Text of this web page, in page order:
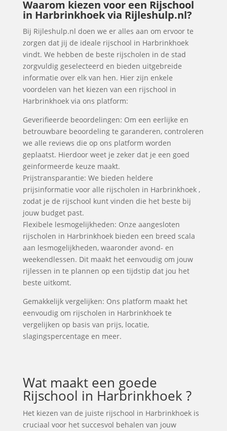
Waarom kiezen voor een Rijschool
in Harbrinkhoek via Rijleshulp.nl?
Bij Rijleshulp.nl doen we er alles aan om ervoor te
zorgen dat jij de ideale rijschool in Harbrinkhoek
vindt. We hebben de beste rijscholen in de stad
zorgvuldig geselecteerd en bieden uitgebreide
informatie over elk van hen. Hier zijn enkele
voordelen van het kiezen van een rijschool in
Harbrinkhoek via ons platform:
Geverifieerde beoordelingen: Om een eerlijke en
betrouwbare beoordeling te garanderen, controleren
we alle reviews die op ons platform worden
geplaatst. Hierdoor weet je zeker dat je een goed
geïnformeerde keuze maakt.
Prijstransparantie: We bieden heldere
prijsinformatie voor alle rijscholen in Harbrinkhoek ,
zodat je de rijschool kunt vinden die het beste bij
jouw budget past.
Flexibele lesmogelijkheden: Onze aangesloten
rijscholen in Harbrinkhoek bieden een breed scala
aan lesmogelijkheden, waaronder avond- en
weekendlessen. Dit maakt het eenvoudig om jouw
rijlessen in te plannen op een tijdstip dat jou het
beste uitkomt.
Gemakkelijk vergelijken: Ons platform maakt het
eenvoudig om rijscholen in Harbrinkhoek te
vergelijken op basis van prijs, locatie,
slagingspercentage en meer.
Wat maakt een goede
Rijschool in Harbrinkhoek ?
Het kiezen van de juiste rijschool in Harbrinkhoek is
cruciaal voor het succesvol behalen van jouw